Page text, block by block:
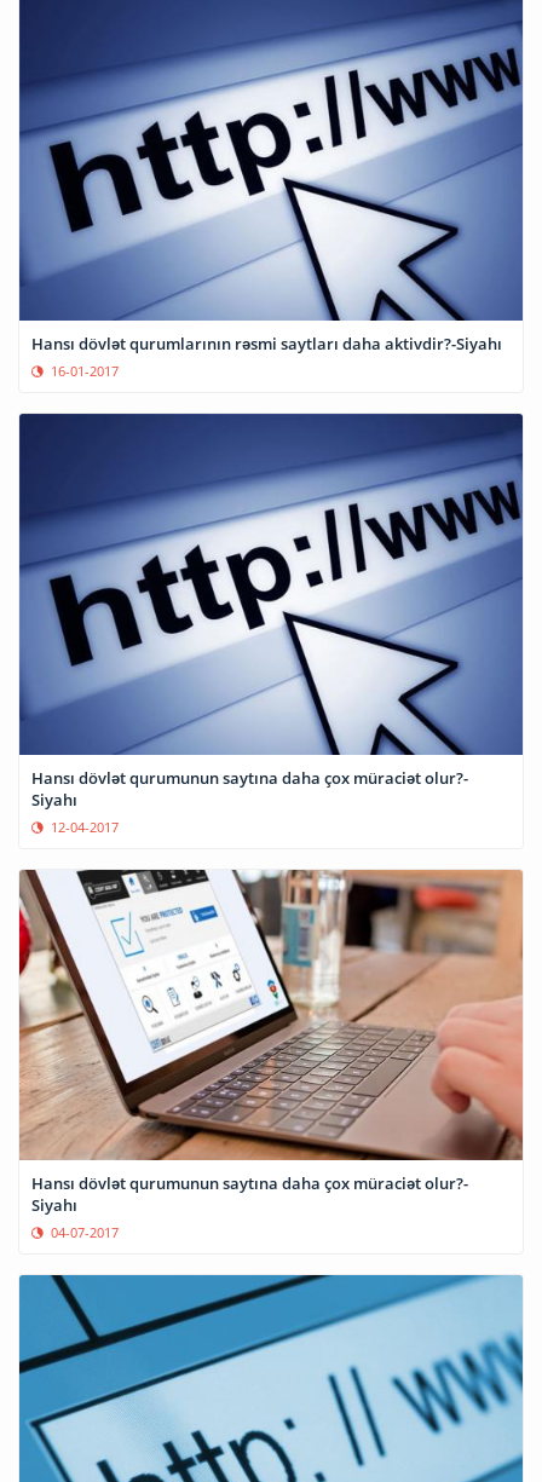
Hansı dövlət qurumlarının rəsmi saytları daha aktivdir?-Siyahı
16-01-2017
Hansı dövlət qurumunun saytına daha çox müraciət olur?-
Siyahı
12-04-2017
Hansı dövlət qurumunun saytına daha çox müraciət olur?-
Siyahı
04-07-2017